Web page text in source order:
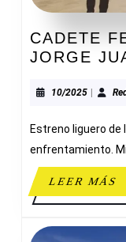
CADETE
JORGE
10/202510/2025
Estreno liguero de
enfrentamiento.
LEER MÁS